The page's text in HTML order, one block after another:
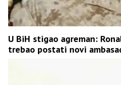
U BiH stigao agreman:
trebao postati novi